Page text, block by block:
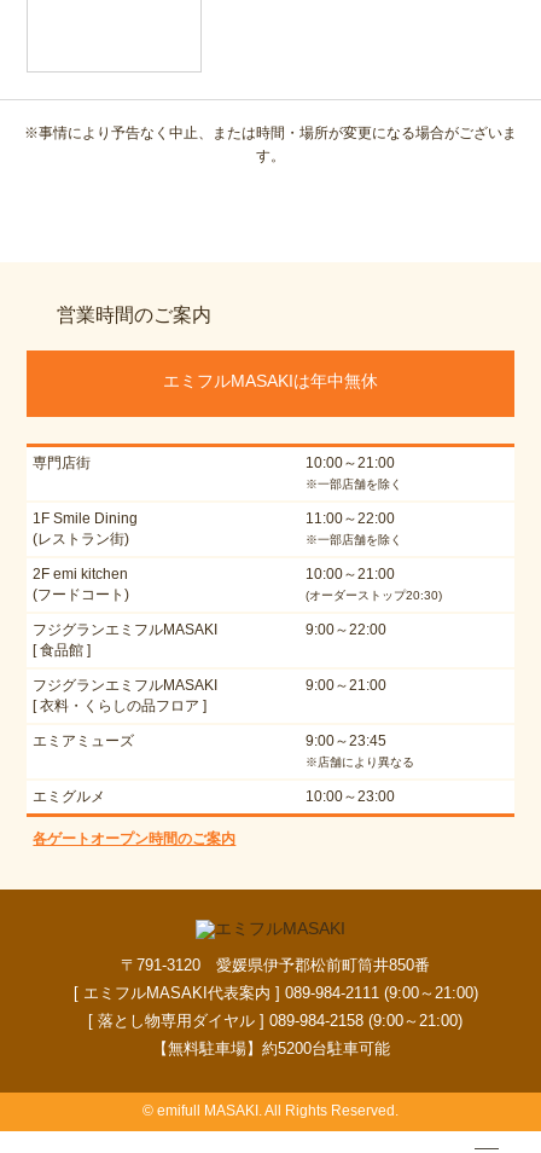
※事情により予告なく中止、または時間・場所が変更になる場合がございま
す。
営業時間のご案内
エミフルMASAKIは年中無休
専門店街 10:00～21:00
※一部店舗を除く
1F Smile Dining
(レストラン街)
11:00～22:00
※一部店舗を除く
2F emi kitchen
(フードコート)
10:00～21:00
(オーダーストップ20:30)
フジグランエミフルMASAKI
[ 食品館 ]
9:00～22:00
フジグランエミフルMASAKI
[ 衣料・くらしの品フロア ]
9:00～21:00
エミアミューズ 9:00～23:45
※店舗により異なる
エミグルメ 10:00～23:00
各ゲートオープン時間のご案内
〒791-3120 愛媛県伊予郡松前町筒井850番
[ エミフルMASAKI代表案内 ] 089-984-2111 (9:00～21:00)
[ 落とし物専用ダイヤル ] 089-984-2158 (9:00～21:00)
【無料駐車場】約5200台駐車可能
© emifull MASAKI. All Rights Reserved.